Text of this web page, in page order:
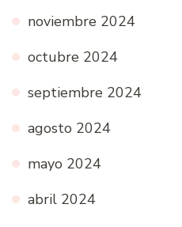
noviembre 2024
octubre 2024
septiembre 2024
agosto 2024
mayo 2024
abril 2024